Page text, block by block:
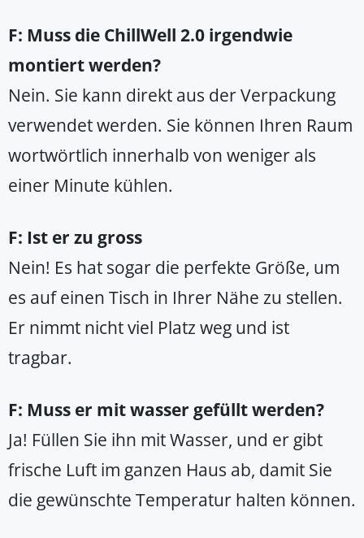
F: Muss die ChillWell 2.0 irgendwie
montiert werden?
Nein. Sie kann direkt aus der Verpackung
verwendet werden. Sie können Ihren Raum
wortwörtlich innerhalb von weniger als
einer Minute kühlen.
F: Ist er zu gross
Nein! Es hat sogar die perfekte Größe, um
es auf einen Tisch in Ihrer Nähe zu stellen.
Er nimmt nicht viel Platz weg und ist
tragbar.
F: Muss er mit wasser gefüllt werden?
Ja! Füllen Sie ihn mit Wasser, und er gibt
frische Luft im ganzen Haus ab, damit Sie
die gewünschte Temperatur halten können.